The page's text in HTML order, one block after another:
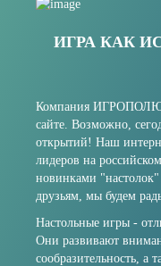
ИГРА КАК
Компания ИГРОПОЛЮС
сайте. Возможно,
открытий! Наш
лидеров на
новинками
друзьям, мы будем
Настольные игры -
Они развивают
сообразительность, а